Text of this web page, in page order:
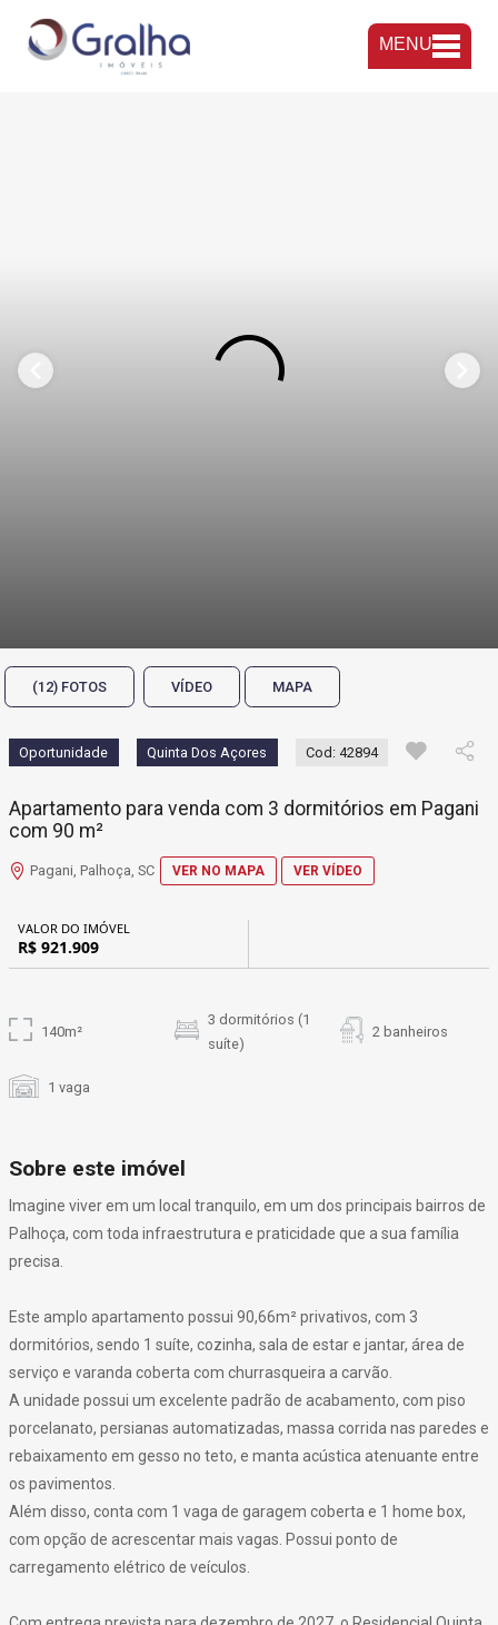
MENU
(12) FOTOS VÍDEO MAPA
Oportunidade Quinta Dos Açores Cod: 42894
Apartamento para venda com 3 dormitórios em Pagani
com 90 m²
Pagani, Palhoça, SC VER NO MAPA VER VÍDEO
VALOR DO IMÓVEL
R$ 921.909
140m²
3 dormitórios (1
suíte)
2 banheiros
1 vaga
Sobre este imóvel
Imagine viver em um local tranquilo, em um dos principais bairros de
Palhoça, com toda infraestrutura e praticidade que a sua família
precisa.
Este amplo apartamento possui 90,66m² privativos, com 3
dormitórios, sendo 1 suíte, cozinha, sala de estar e jantar, área de
serviço e varanda coberta com churrasqueira a carvão.
A unidade possui um excelente padrão de acabamento, com piso
porcelanato, persianas automatizadas, massa corrida nas paredes e
rebaixamento em gesso no teto, e manta acústica atenuante entre
os pavimentos.
Além disso, conta com 1 vaga de garagem coberta e 1 home box,
com opção de acrescentar mais vagas. Possui ponto de
carregamento elétrico de veículos.